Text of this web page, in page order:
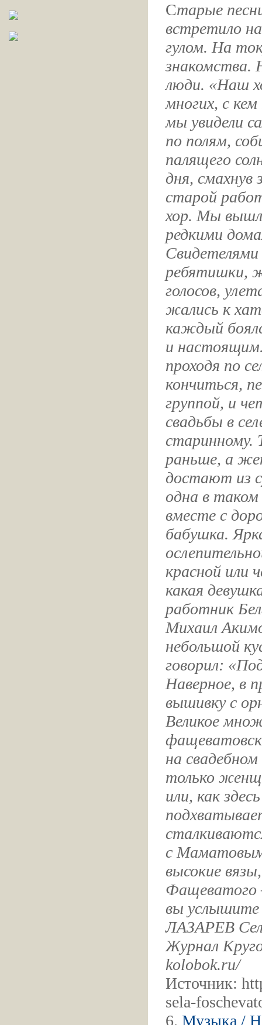
Старые
встретило
гулом. На
знакомства.
люди. «Наш
многих, с
мы увидели
по полям,
палящего
дня,
старой
хор. Мы
редкими
ребятишки,
голосов,
жались к
каждый
и настоящим.
проходя по
кончиться,
группой, и
свадьбы в
старинному.
раньше, а
достают из
одна в таком
вместе с
бабушка.
красной или
какая
работник
Михаил
небольшой
говорил:
Наверное, в
вышивку с
Великое
на
только
или, как
с
высокие
Фащеватого
вы
ЛАЗАРЕВ
Журнал
kolobok.ru/
Источник:
sela-
6. Музыка /